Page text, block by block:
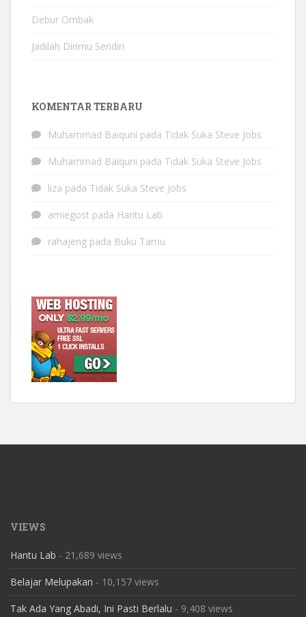
Debur Ombak
Jadilah Dirimu Sendiri
KOMENTAR TERBARU
Muhammad Baiquni pada Tidak Suka Steve Jobs
Muhammad Baiquni pada Tidak Suka Steve Jobs
liza pada Tidak Suka Steve Jobs
amiegost pada Hantu Lab
rahajeng pada Buku Tamu
VIEWS
Hantu Lab - 21,689 views
Belajar Melupakan - 10,157 views
Tak Ada Yang Abadi, Ini Pasti Berlalu - 9,408 views